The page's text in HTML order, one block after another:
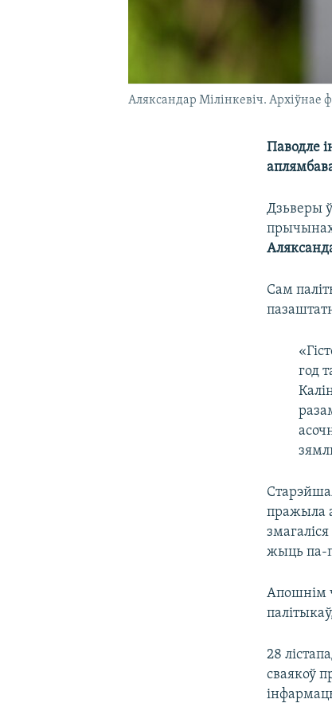
Аляксандар Мілінкевіч. Архіўнае
Паводле
Дзьверы
прычынах
Сам
год
пражыла
жыць па-
Апошнім
28
сваякоў